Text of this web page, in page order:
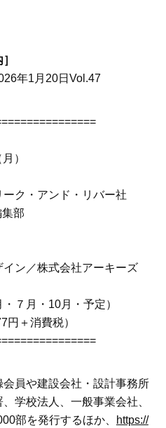
年1月20日Vol.47
）
ーク・アンド・リバー社
集部
ン／株式会社アーキーズ
７月・10月・予定）
円＋消費税）
員や建設会社・設計事務所
学校法人、一般事業会社、
部を発行するほか、
https://